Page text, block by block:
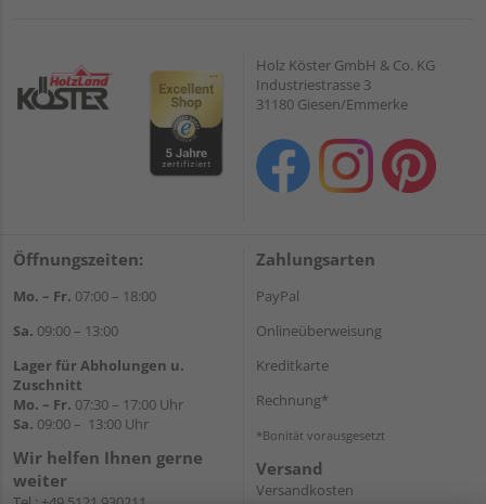
Holz Köster GmbH & Co. KG
Industriestrasse 3
31180 Giesen/Emmerke
Öffnungszeiten:
Mo. – Fr. 07:00 – 18:00
Sa. 09:00 – 13:00
Lager für Abholungen u.
Zuschnitt
Mo. – Fr. 07:30 – 17:00 Uhr
Sa. 09:00 – 13:00 Uhr
Wir helfen Ihnen gerne
weiter
Zahlungsarten
PayPal
Onlineüberweisung
Kreditkarte
Rechnung*
*Bonität vorausgesetzt
Versand
Versandkosten